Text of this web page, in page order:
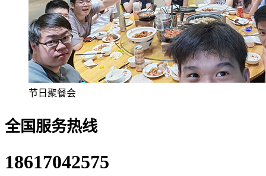
节日聚餐会
全国服务热线
18617042575